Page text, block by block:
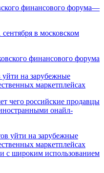
финансового форума—
в московском
на зарубежные
маркетплейсах
чего российские продавцы
онайл-
с широким использованием